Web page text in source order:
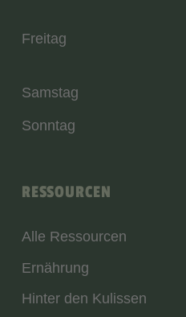
RESSOURCEN
Alle Ressourcen
Ernährung
Hinter den Kulissen
Freitag
Samstag
Sonntag